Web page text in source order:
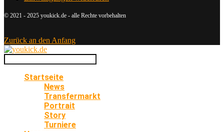
© 2021 - 2025 youkick.de - alle Rechte vorbehalten
Zurück an den Anfang
Startseite
News
Transfermarkt
Portrait
Story
Turniere